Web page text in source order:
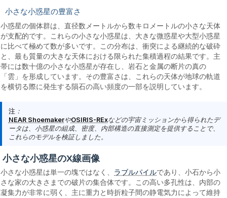
小さな小惑星の豊富さ
小惑星の個体群は、直径数メートルから数キロメートルの小さな天体
が支配的です。これらの小さな小惑星は、大きな微惑星や大型小惑星
に比べて極めて数が多いです。この分布は、衝突による継続的な破砕
と、最も質量の大きな天体における限られた集積過程の結果です。主
帯には数十億の小さな小惑星が存在し、岩石と金属の断片の真の
「雲」を形成しています。その豊富さは、これらの天体が地球の軌道
を横切る際に発生する隕石の高い頻度の一部を説明しています。
注 ：
NEAR ShoemakerやOSIRIS-RExなどの宇宙ミッションから得られたデ
ータは、小惑星の組成、密度、内部構造の直接測定を提供することで、
これらのモデルを検証しました。
小さな小惑星のX線画像
小さな小惑星は単一の塊ではなく、 ラブルパイルであり、小石から小
さな家の大きさまでの破片の集合体です。この高い多孔性は、内部の
凝集力が非常に弱く、主に重力と時折粒子間の静電気力によって維持